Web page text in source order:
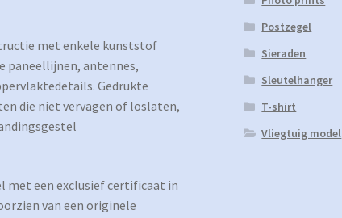
met enkele kunststof
paneellijnen, antennes,
Gedrukte
die niet vervagen of loslaten,
met een exclusief certificaat in
van een originele
Postzegel
Sieraden
Sleutelhanger
T-shirt
Vliegtuig model